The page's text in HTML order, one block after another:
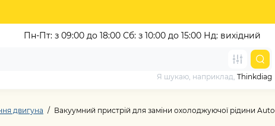
Пн-Пт: з 09:00 до 18:00 Сб: з 10:00 до 15:00 Нд: вихідний
Я шукаю, наприклад, Thinkdiag
двигуна Вакуумний пристрій для заміни охолоджуючої рідини